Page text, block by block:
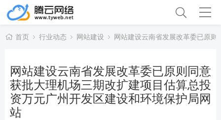
首页 行业动态 网站建设 网站建设云南省发展改革委已原
网站建设云南省发展改革委已原则同意
获批大理机场三期改扩建项目估算总投
资万元广州开发区建设和环境保护局网
站